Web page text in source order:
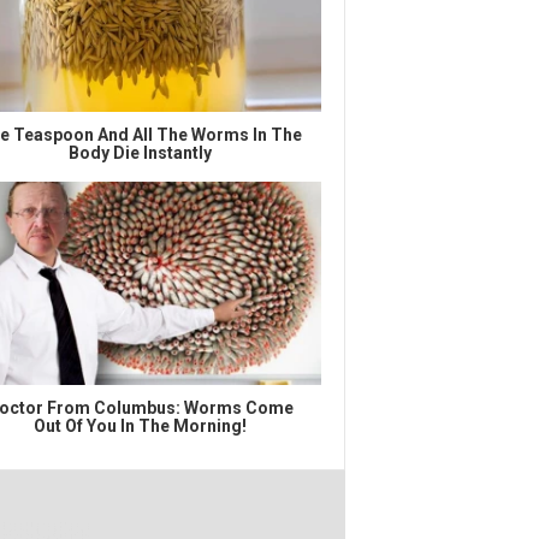
Teaspoon And All The Worms In The
Body Die Instantly
From Columbus: Worms Come
Out Of You In The Morning!